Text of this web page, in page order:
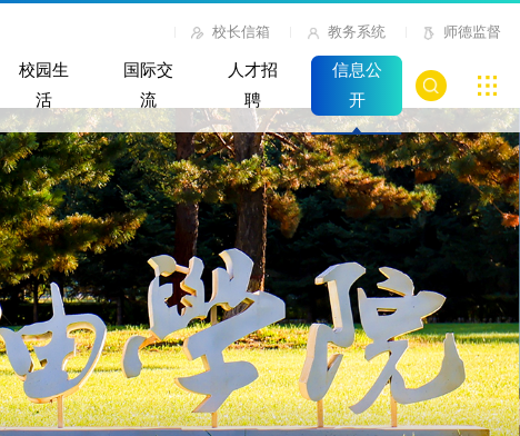
校长信箱 教务系统 师德监督
校园生
活
国际交
流
人才招
聘
信息公
开